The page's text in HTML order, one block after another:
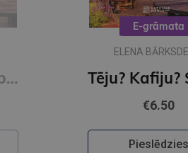
Tēju? Kafiju? Slepkavību! Melu meistarība (e-grāmata)
E-grāmata
ELENA
€6.50
Pieslēdzies